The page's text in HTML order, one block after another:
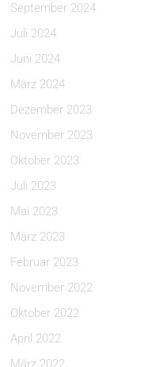
September 2024
Juli 2024
Juni 2024
März 2024
Dezember 2023
November 2023
Oktober 2023
Juli 2023
Mai 2023
März 2023
Februar 2023
November 2022
Oktober 2022
April 2022
März 2022